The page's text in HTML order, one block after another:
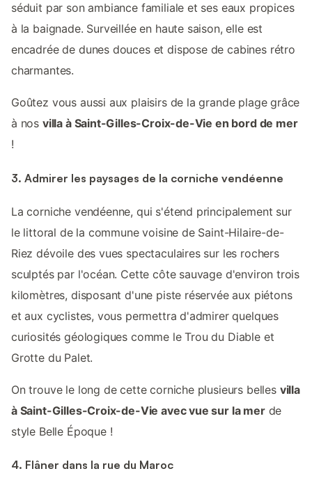
séduit par son ambiance familiale et ses eaux propices
à la baignade. Surveillée en haute saison, elle est
encadrée de dunes douces et dispose de cabines rétro
charmantes.
Goûtez vous aussi aux plaisirs de la grande plage grâce
à nos villa à Saint-Gilles-Croix-de-Vie en bord de mer
!
3. Admirer les paysages de la corniche vendéenne
La corniche vendéenne, qui s'étend principalement sur
le littoral de la commune voisine de Saint-Hilaire-de-
Riez dévoile des vues spectaculaires sur les rochers
sculptés par l'océan. Cette côte sauvage d'environ trois
kilomètres, disposant d'une piste réservée aux piétons
et aux cyclistes, vous permettra d'admirer quelques
curiosités géologiques comme le Trou du Diable et
Grotte du Palet.
On trouve le long de cette corniche plusieurs belles villa
à Saint-Gilles-Croix-de-Vie avec vue sur la merde
style Belle Époque !
4. Flâner dans la rue du Maroc